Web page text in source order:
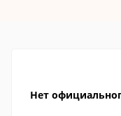
Нет